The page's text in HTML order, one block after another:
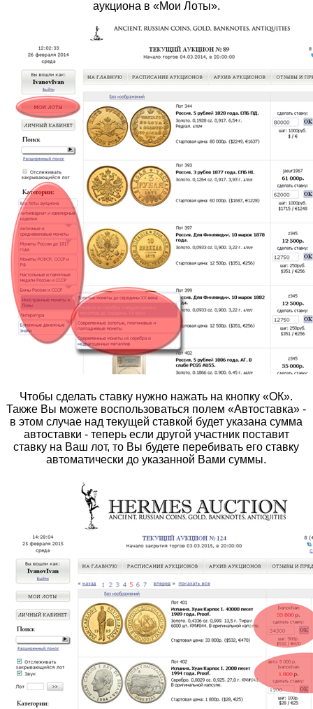
аукциона в «Мои Лоты».
Чтобы сделать ставку нужно нажать на кнопку «ОК».
Также Вы можете воспользоваться полем «Автоставка» -
в этом случае над текущей ставкой будет указана сумма
автоставки - теперь если другой участник поставит
ставку на Ваш лот, то Вы будете перебивать его ставку
автоматически до указанной Вами суммы.